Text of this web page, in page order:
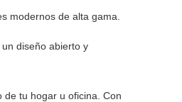
modernos de alta gama.
diseño abierto y
de tu hogar u oficina. Con